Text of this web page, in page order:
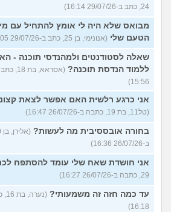
24, כתב ב-29/07/26 16:14)
מבואס שלא היה לי אומץ להתחיל עם
הטעם שלי (אנונימי, בן 25, כתב ב-29/07/26 16:05)
שאלה לסטודנטים ולמהנדסי תוכנה -
ללמוד הנדסת תוכנה?
15:56)
אני כרגע רלשית האם אפשר לצאת
(טל11, בת 19, כתבה ב-26/07/26 16:47)
בחורה אובססיבית מה לעשות?
ב-26/07/26 16:36)
אני חושדת שאח שלי עומד להסתפח
29, כתבה ב-26/07/26 16:27)
עד כמה חזה זה משמעותי?
16:18)